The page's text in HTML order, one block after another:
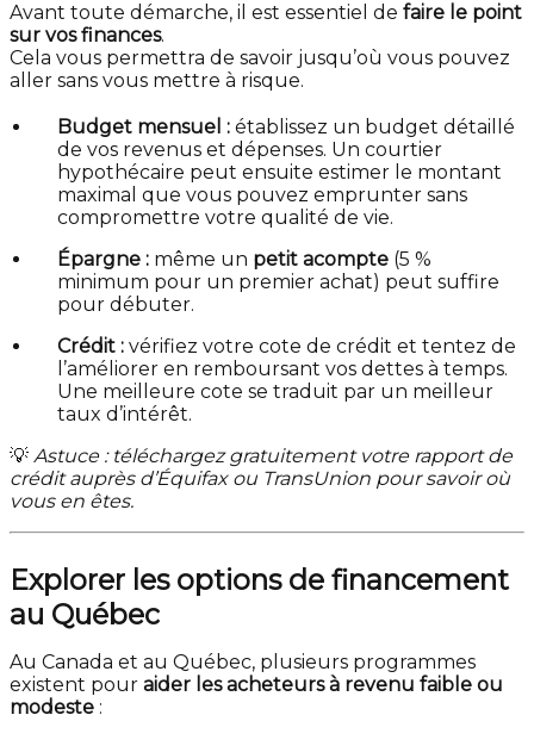
Avant toute démarche, il est essentiel de faire le point
sur vos finances.
Cela vous permettra de savoir jusqu’où vous pouvez
aller sans vous mettre à risque.
Budget mensuel : établissez un budget détaillé
de vos revenus et dépenses. Un courtier
hypothécaire peut ensuite estimer le montant
maximal que vous pouvez emprunter sans
compromettre votre qualité de vie.
Épargne : même un petit acompte (5 %
minimum pour un premier achat) peut suffire
pour débuter.
Crédit : vérifiez votre cote de crédit et tentez de
l’améliorer en remboursant vos dettes à temps.
Une meilleure cote se traduit par un meilleur
taux d’intérêt.
💡 Astuce : téléchargez gratuitement votre rapport de
crédit auprès d’Équifax ou TransUnion pour savoir où
vous en êtes.
Explorer les options de financement
au Québec
Au Canada et au Québec, plusieurs programmes
existent pour aider les acheteurs à revenu faible ou
modeste :